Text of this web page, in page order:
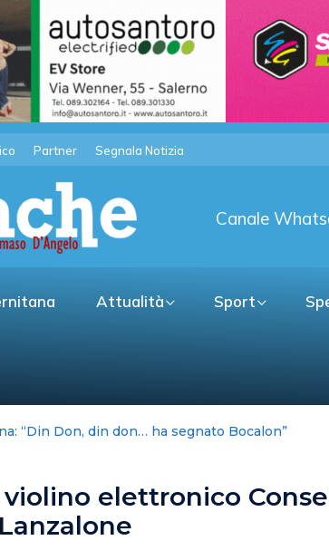
Partner Segnala Notizia
Canale
Attualità Sport
vita, sicurezza, tutela identità. Le nostre
elettronico